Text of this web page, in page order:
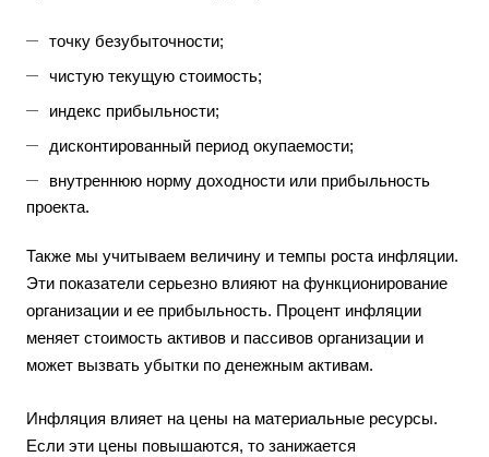
точку безубыточности;
чистую текущую стоимость;
индекс прибыльности;
дисконтированный период окупаемости;
внутреннюю норму доходности или прибыльность
проекта.
Также мы учитываем величину и темпы роста инфляции.
Эти показатели серьезно влияют на функционирование
организации и ее прибыльность. Процент инфляции
меняет стоимость активов и пассивов организации и
может вызвать убытки по денежным активам.
Инфляция влияет на цены на материальные ресурсы.
Если эти цены повышаются, то занижается